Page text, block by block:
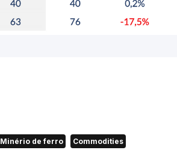
Minério de ferro Commodities